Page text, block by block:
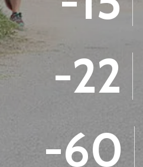
-22
-60